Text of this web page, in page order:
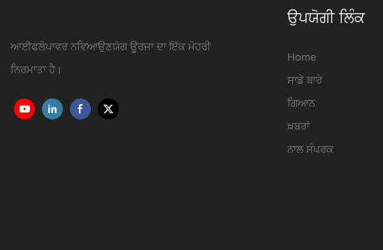
ਆਈਫਲੋਪਾਵਰ ਨਵਿਆਉਣਯੋਗ ਊਰਜਾ ਦਾ ਇੱਕ ਮੋਹਰੀ
ਨਿਰਮਾਤਾ ਹੈ।
ਉਪਯੋਗੀ ਲਿੰਕ
Home
ਸਾਡੇ ਬਾਰੇ
ਗਿਆਨ
ਖ਼ਬਰਾਂ
ਨਾਲ ਸੰਪਰਕ